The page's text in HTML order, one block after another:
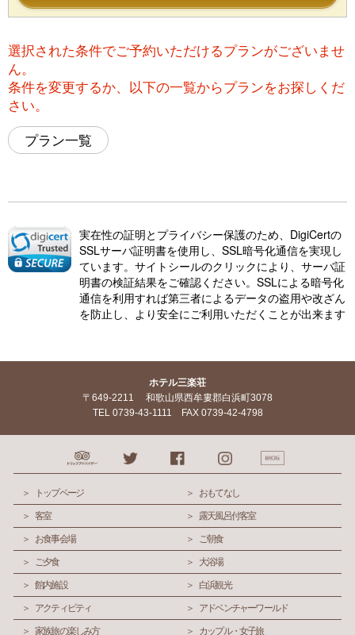
選択された条件でご予約いただけるプランがございませ
ん。
条件を変更するか、以下の一覧からプランをお探しくだ
さい。
プラン一覧
実在性の証明とプライバシー保護のため、DigiCertの
SSLサーバ証明書を使用し、SSL暗号化通信を実現し
ています。サイトシールのクリックにより、サーバ証
明書の検証結果をご確認ください。SSLによる暗号化
通信を利用すれば第三者によるデータの盗用や改ざん
を防止し、より安全にご利用いただくことが出来ます
ホテル三楽荘
〒649-2211 和歌山県西牟婁郡白浜町3078
TEL 0739-43-1111 FAX 0739-42-4798
トップページ おもてなし
客室 露天風呂付客室
お食事会場 ご朝食
ご夕食 大浴場
館内施設 白浜観光
アクティビティ アドベンチャーワールド
家族旅の楽しみ方 カップル・女子旅